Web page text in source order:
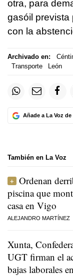
otra, para
gasóil prevista
con la
Archivado en:
Transporte
León
Añade a La Voz
También en La Voz
Ordenan
piscina que
casa en Vigo
ALEJANDRO MARTÍNEZ
Xunta,
UGT firman el
bajas laborales